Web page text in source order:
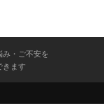
み・ご不安を
きます